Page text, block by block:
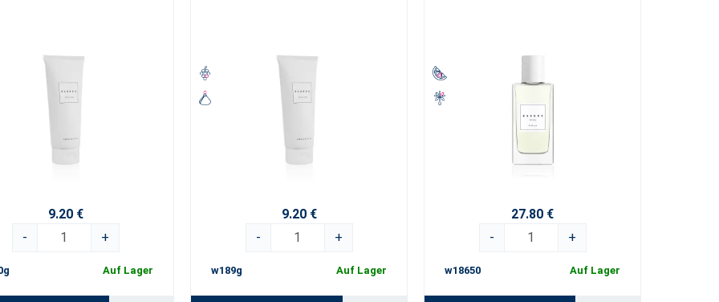
9.20 €
-
+
Auf Lager
9.20 €
-
+
w189g Auf Lager
27.80 €
-
+
w18650 Auf Lager